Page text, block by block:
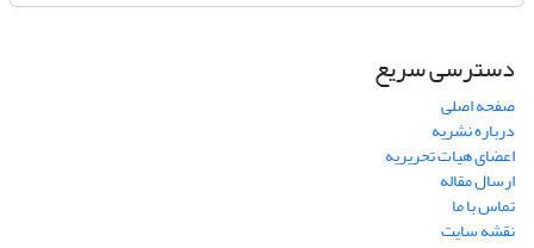
دسترسی سریع
صفحه اصلی
درباره نشریه
اعضای هیات تحریریه
ارسال مقاله
تماس با ما
نقشه سایت